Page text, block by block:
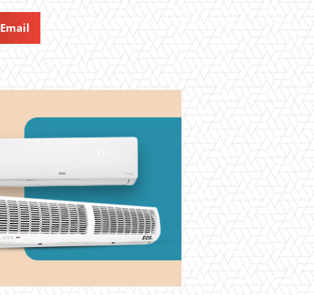
Email